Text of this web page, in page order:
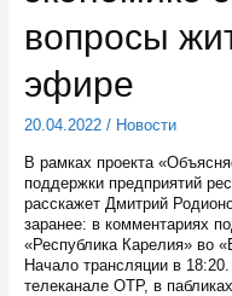
вопросы
эфире
20.04.2022/ Новости
В рамках проекта
поддержки предприятий
расскажет Дмитрий
заранее: в комментариях
«Республика Карелия» во
Начало трансляции в
телеканале ОТР, в